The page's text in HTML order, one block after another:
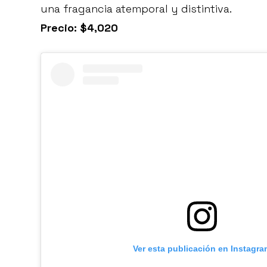
una fragancia atemporal y distintiva.
Precio: $4,020
Ver esta publicación en